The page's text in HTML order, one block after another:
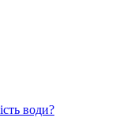
води?